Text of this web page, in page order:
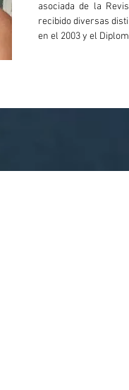
asociada de la
recibido diversas
en el 2003 y el